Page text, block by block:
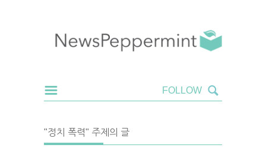
"정치 폭력" 주제의 글